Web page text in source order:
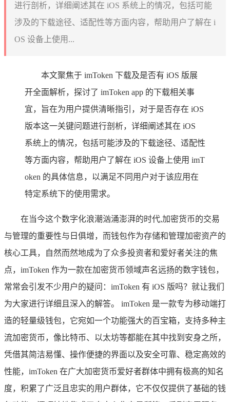
进行剖析，详细阐述其在 iOS 系统上的情况，包括可能
涉及的下载途径、适配性等方面内容，帮助用户了解在 i
OS 设备上使用...
本文聚焦于 imToken 下载及是否有 iOS 版展
开全面解析，探讨了 imToken app 的下载相关事
宜，旨在为用户提供清晰指引，对于是否存在 iOS
版本这一关键问题进行剖析，详细阐述其在 iOS
系统上的情况，包括可能涉及的下载途径、适配性
等方面内容，帮助用户了解在 iOS 设备上使用 imT
oken 的具体信息，以满足不同用户对于该应用在
特定系统下的使用需求。
在当今这个数字化浪潮汹涌澎湃的时代,加密货币的交易
与管理的重要性与日俱增，而钱包作为存储和管理加密资产的
核心工具，自然而然地成为了众多投资者和爱好者关注的焦
点，imToken 作为一款在加密货币领域声名远扬的数字钱包，
常常会引发不少用户的疑问：imToken 有 iOS 版吗？就让我们
为大家进行详细且深入的解答。 imToken 是一款专为移动端打
造的轻量级钱包，它宛如一个功能强大的百宝箱，支持多种主
流加密货币，像比特币、以太坊等都能在其中找到安身之所，
凭借其简洁易懂、操作便捷的界面以及安全可靠、稳定高效的
性能，imToken 在广大加密货币爱好者群体中拥有极高的知名
度，积累了广泛且忠实的用户群体，它不仅仅提供了基础的钱